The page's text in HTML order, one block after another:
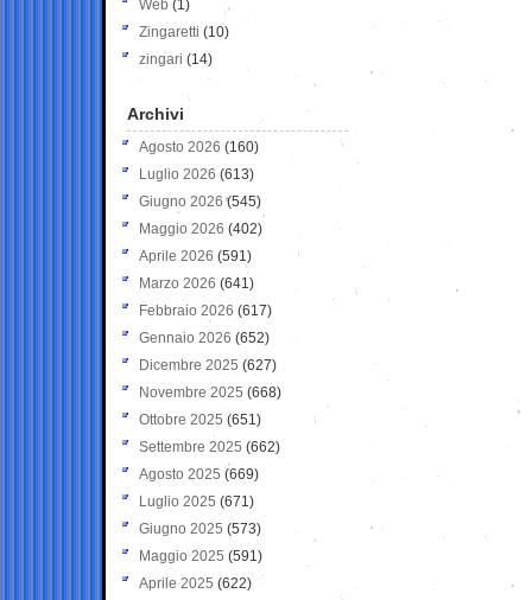
Web (1)
Zingaretti (10)
zingari (14)
Archivi
Agosto 2026 (160)
Luglio 2026 (613)
Giugno 2026 (545)
Maggio 2026 (402)
Aprile 2026 (591)
Marzo 2026 (641)
Febbraio 2026 (617)
Gennaio 2026 (652)
Dicembre 2025 (627)
Novembre 2025 (668)
Ottobre 2025 (651)
Settembre 2025 (662)
Agosto 2025 (669)
Luglio 2025 (671)
Giugno 2025 (573)
Maggio 2025 (591)
Aprile 2025 (622)